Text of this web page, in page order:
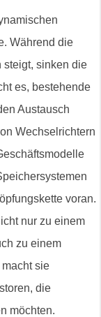
Während die
steigt, sinken die
es, bestehende
Austausch
Wechselrichtern
voran.
nur zu einem
zu einem
sie
die
möchten.